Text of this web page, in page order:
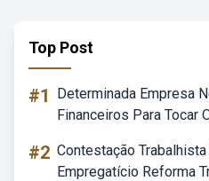
Top Post
#1
Determinada Empresa
Financeiros Para Tocar
#2 Contestação
Empregatício Reforma